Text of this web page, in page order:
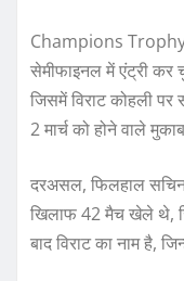
Champions Trophy
सेमीफाइनल में एंट्री
जिसमें विराट कोहली
2 मार्च को होने वाले
दरअसल, फिलहाल सचिन
खिलाफ 42 मैच खेले थे,
बाद विराट का नाम